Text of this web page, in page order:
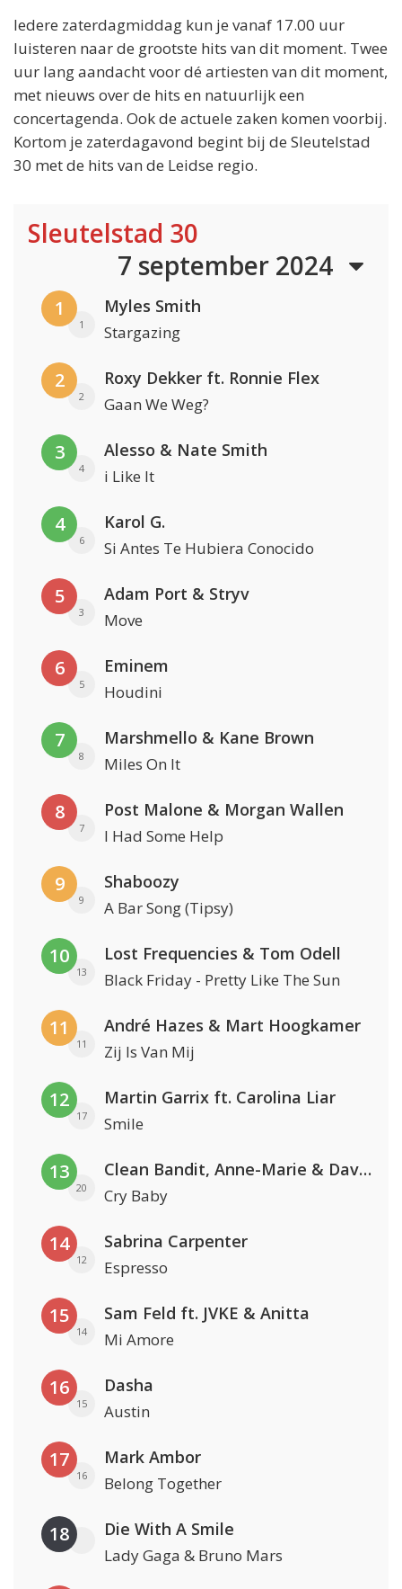
Iedere zaterdagmiddag kun je vanaf 17.00 uur
luisteren naar de grootste hits van dit moment. Twee
uur lang aandacht voor dé artiesten van dit moment,
met nieuws over de hits en natuurlijk een
concertagenda. Ook de actuele zaken komen voorbij.
Kortom je zaterdagavond begint bij de Sleutelstad
30 met de hits van de Leidse regio.
Sleutelstad 30
7 september 2024
1
1
Myles Smith
Stargazing
2
2
Roxy Dekker ft. Ronnie Flex
Gaan We Weg?
3
4
Alesso & Nate Smith
i Like It
4
6
Karol G.
Si Antes Te Hubiera Conocido
5
3
Adam Port & Stryv
Move
6
5
Eminem
Houdini
7
8
Marshmello & Kane Brown
Miles On It
8
7
Post Malone & Morgan Wallen
I Had Some Help
9
9
Shaboozy
A Bar Song (Tipsy)
10
13
Lost Frequencies & Tom Odell
Black Friday - Pretty Like The Sun
11
11
André Hazes & Mart Hoogkamer
Zij Is Van Mij
12
17
Martin Garrix ft. Carolina Liar
Smile
13
20
Clean Bandit, Anne-Marie & David Guetta
Cry Baby
14
12
Sabrina Carpenter
Espresso
15
14
Sam Feld ft. JVKE & Anitta
Mi Amore
16
15
Dasha
Austin
17
16
Mark Ambor
Belong Together
18 Die With A Smile
Lady Gaga & Bruno Mars